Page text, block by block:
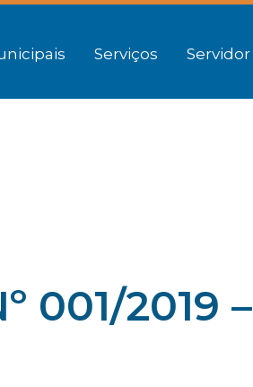
Serviços Servidor
001/2019 –